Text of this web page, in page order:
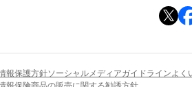
報保護方針ソーシャルメディアガイドラインよく